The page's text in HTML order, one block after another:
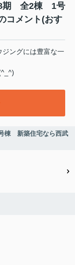
8期 全2棟 1号
コメント(おす
ングには豊富な一
棟 新築住宅なら西武